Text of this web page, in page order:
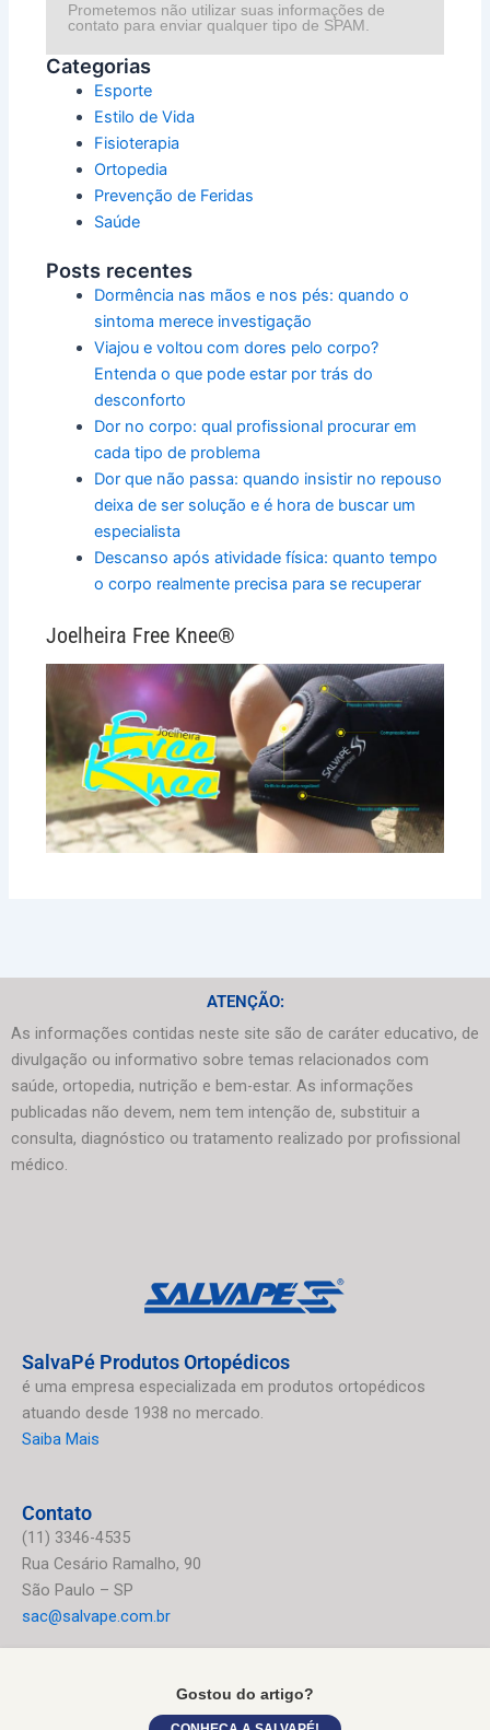
Gostou do artigo?
Prometemos não utilizar suas informações de
contato para enviar qualquer tipo de SPAM.
Categorias
Esporte
Estilo de Vida
Fisioterapia
Ortopedia
Prevenção de Feridas
Saúde
Posts recentes
Dormência nas mãos e nos pés: quando o
sintoma merece investigação
Viajou e voltou com dores pelo corpo?
Entenda o que pode estar por trás do
desconforto
Dor no corpo: qual profissional procurar em
cada tipo de problema
Dor que não passa: quando insistir no repouso
deixa de ser solução e é hora de buscar um
especialista
Descanso após atividade física: quanto tempo
o corpo realmente precisa para se recuperar
Joelheira Free Knee®
ATENÇÃO:
As informações contidas neste site são de caráter educativo, de
divulgação ou informativo sobre temas relacionados com
saúde, ortopedia, nutrição e bem-estar. As informações
publicadas não devem, nem tem intenção de, substituir a
consulta, diagnóstico ou tratamento realizado por profissional
médico.
SalvaPé Produtos Ortopédicos
é uma empresa especializada em produtos ortopédicos
atuando desde 1938 no mercado.
Saiba Mais
Contato
(11) 3346-4535
Rua Cesário Ramalho, 90
São Paulo – SP
sac@salvape.com.br
Siga a Salvapé
F
I
Y